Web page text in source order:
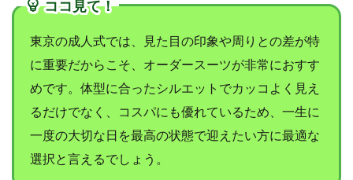
ココ見て！
東京の成人式では、見た目の印象や周りとの差が特
に重要だからこそ、オーダースーツが非常におすす
めです。体型に合ったシルエットでカッコよく見え
るだけでなく、コスパにも優れているため、一生に
一度の大切な日を最高の状態で迎えたい方に最適な
選択と言えるでしょう。